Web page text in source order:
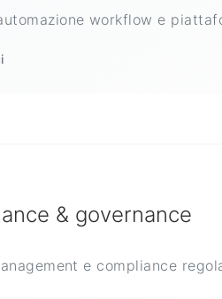
workflow e
& governance
e compliance